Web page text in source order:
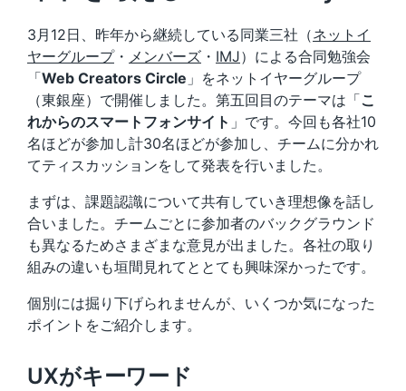
3月12日、昨年から継続している同業三社（ネットイ
ヤーグループ・ メンバーズ ・ IMJ）による合同勉強会
「Web Creators Circle 」をネットイヤーグループ
（東銀座）で開催しました。第五回目のテーマは「こ
れからのスマートフォンサイト 」です。今回も各社10
名ほどが参加し計30名ほどが参加し、チームに分かれ
てティスカッションをして発表を行いました。
まずは、課題認識について共有していき理想像を話し
合いました。チームごとに参加者のバックグラウンド
も異なるためさまざまな意見が出ました。各社の取り
組みの違いも垣間見れてととても興味深かったです。
個別には掘り下げられませんが、いくつか気になった
ポイントをご紹介します。
UXがキーワード